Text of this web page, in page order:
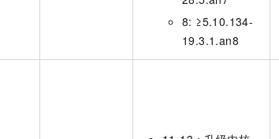
8: ≥5.10.134-
19.3.1.an8